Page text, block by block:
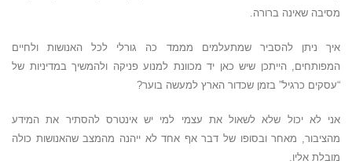
מסיבה שאינה ברורה.
איך ניתן להסביר שמתעלמים מממד כה גורלי לכל האנושות ולחיים
המפותחים, הייתכן שיש כאן יד מכוונת למנוע פניקה ולהמשיך במדיניות של
“עסקים כרגיל” בזמן שכדור הארץ למעשה בוער?
אני לא יכול שלא לשאול את עצמי למי יש אינטרס להסתיר את המידע
מהציבור, מאחר ובסופו של דבר אף אחד לא ייהנה מהמצב שהאנושות כולה
מובלת אליו.